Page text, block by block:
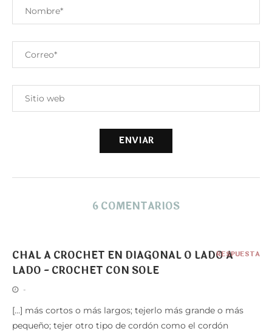
6 COMENTARIOS
CHAL A CROCHET EN DIAGONAL O LADO A
LADO - CROCHET CON SOLE
-
[…] más cortos o más largos; tejerlo más grande o más
pequeño; tejer otro tipo de cordón como el cordón
RESPUESTA